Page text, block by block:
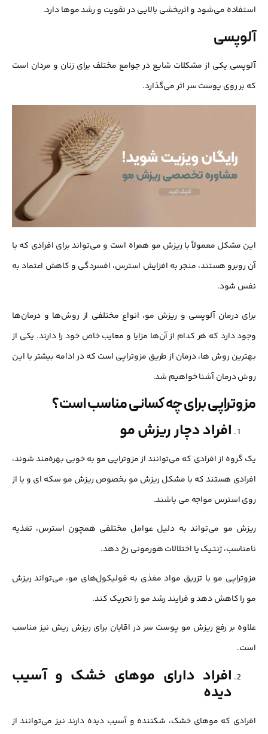
استفاده می‌شود و اثربخشی بالایی در تقویت و رشد موها دارد.
آلوپسی
آلوپسی یکی از مشکلات شایع در جوامع مختلف برای زنان و مردان است
که بر روی پوست سر اثر می‌گذارد.
این مشکل معمولاً با ریزش مو همراه است و می‌تواند برای افرادی که با
آن روبرو هستند، منجر به افزایش استرس، افسردگی و کاهش اعتماد به
نفس شود.
برای درمان آلوپسی و ریزش مو، انواع مختلفی از روش‌ها و درمان‌ها
وجود دارد که هر کدام از آن‌ها مزایا و معایب خاص خود را دارند. یکی از
بهترین روش ها، درمان از طریق مزوتراپی است که در ادامه بیشتر با این
روش درمان آشنا خواهیم شد.
مزوتراپی برای چه کسانی مناسب است؟
افراد دچار ریزش مو
یک گروه از افرادی که می‌توانند از مزوتراپی مو به خوبی بهره‌مند شوند،
افرادی هستند که با مشکل ریزش مو بخصوص ریزش مو سکه ای و یا از
روی استرس مواجه می باشند.
ریزش مو می‌تواند به دلیل عوامل مختلفی همچون استرس، تغذیه
نامناسب، ژنتیک یا اختلالات هورمونی رخ دهد.
مزوتراپی مو با تزریق مواد مغذی به فولیکول‌های مو، می‌تواند ریزش
مو را کاهش دهد و فرایند رشد مو را تحریک کند.
علاوه بر رفع ریزش مو پوست سر در اقایان برای ریزش ریش نیز مناسب
است.
افراد دارای موهای خشک و آسیب
دیده
افرادی که موهای خشک، شکننده و آسیب دیده دارند نیز می‌توانند از